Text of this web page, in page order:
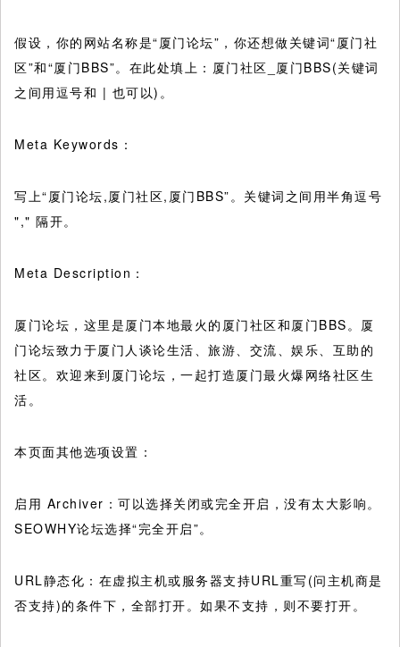
假设，你的网站名称是“厦门论坛”，你还想做关键词“厦门社
区”和“厦门BBS”。在此处填上：厦门社区_厦门BBS(关键词
之间用逗号和 | 也可以)。
Meta Keywords：
写上“厦门论坛,厦门社区,厦门BBS”。关键词之间用半角逗号
"," 隔开。
Meta Description：
厦门论坛，这里是厦门本地最火的厦门社区和厦门BBS。厦
门论坛致力于厦门人谈论生活、旅游、交流、娱乐、互助的
社区。欢迎来到厦门论坛，一起打造厦门最火爆网络社区生
活。
本页面其他选项设置：
启用 Archiver：可以选择关闭或完全开启，没有太大影响。
SEOWHY论坛选择“完全开启”。
URL静态化：在虚拟主机或服务器支持URL重写(问主机商是
否支持)的条件下，全部打开。如果不支持，则不要打开。